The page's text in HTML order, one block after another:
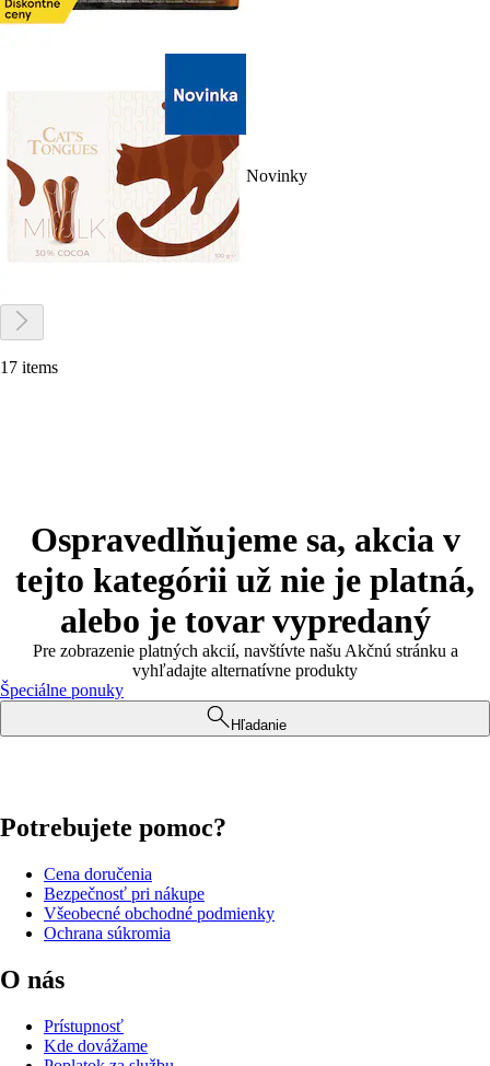
Novinky
17 items
Ospravedlňujeme sa, akcia v
tejto kategórii už nie je platná,
alebo je tovar vypredaný
Pre zobrazenie platných akcií, navštívte našu Akčnú stránku a
vyhľadajte alternatívne produkty
Špeciálne ponuky
Hľadanie
Potrebujete pomoc?
Cena doručenia
Bezpečnosť pri nákupe
Všeobecné obchodné podmienky
Ochrana súkromia
O nás
Prístupnosť
Kde dovážame